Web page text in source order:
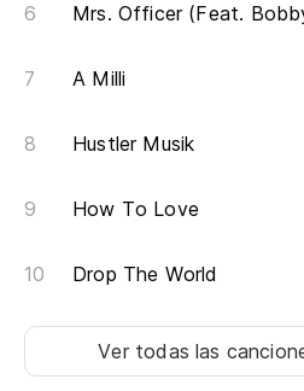
Mrs. Officer (Feat.
A Milli
Hustler Musik
How To Love
Drop The World
Ver todas las